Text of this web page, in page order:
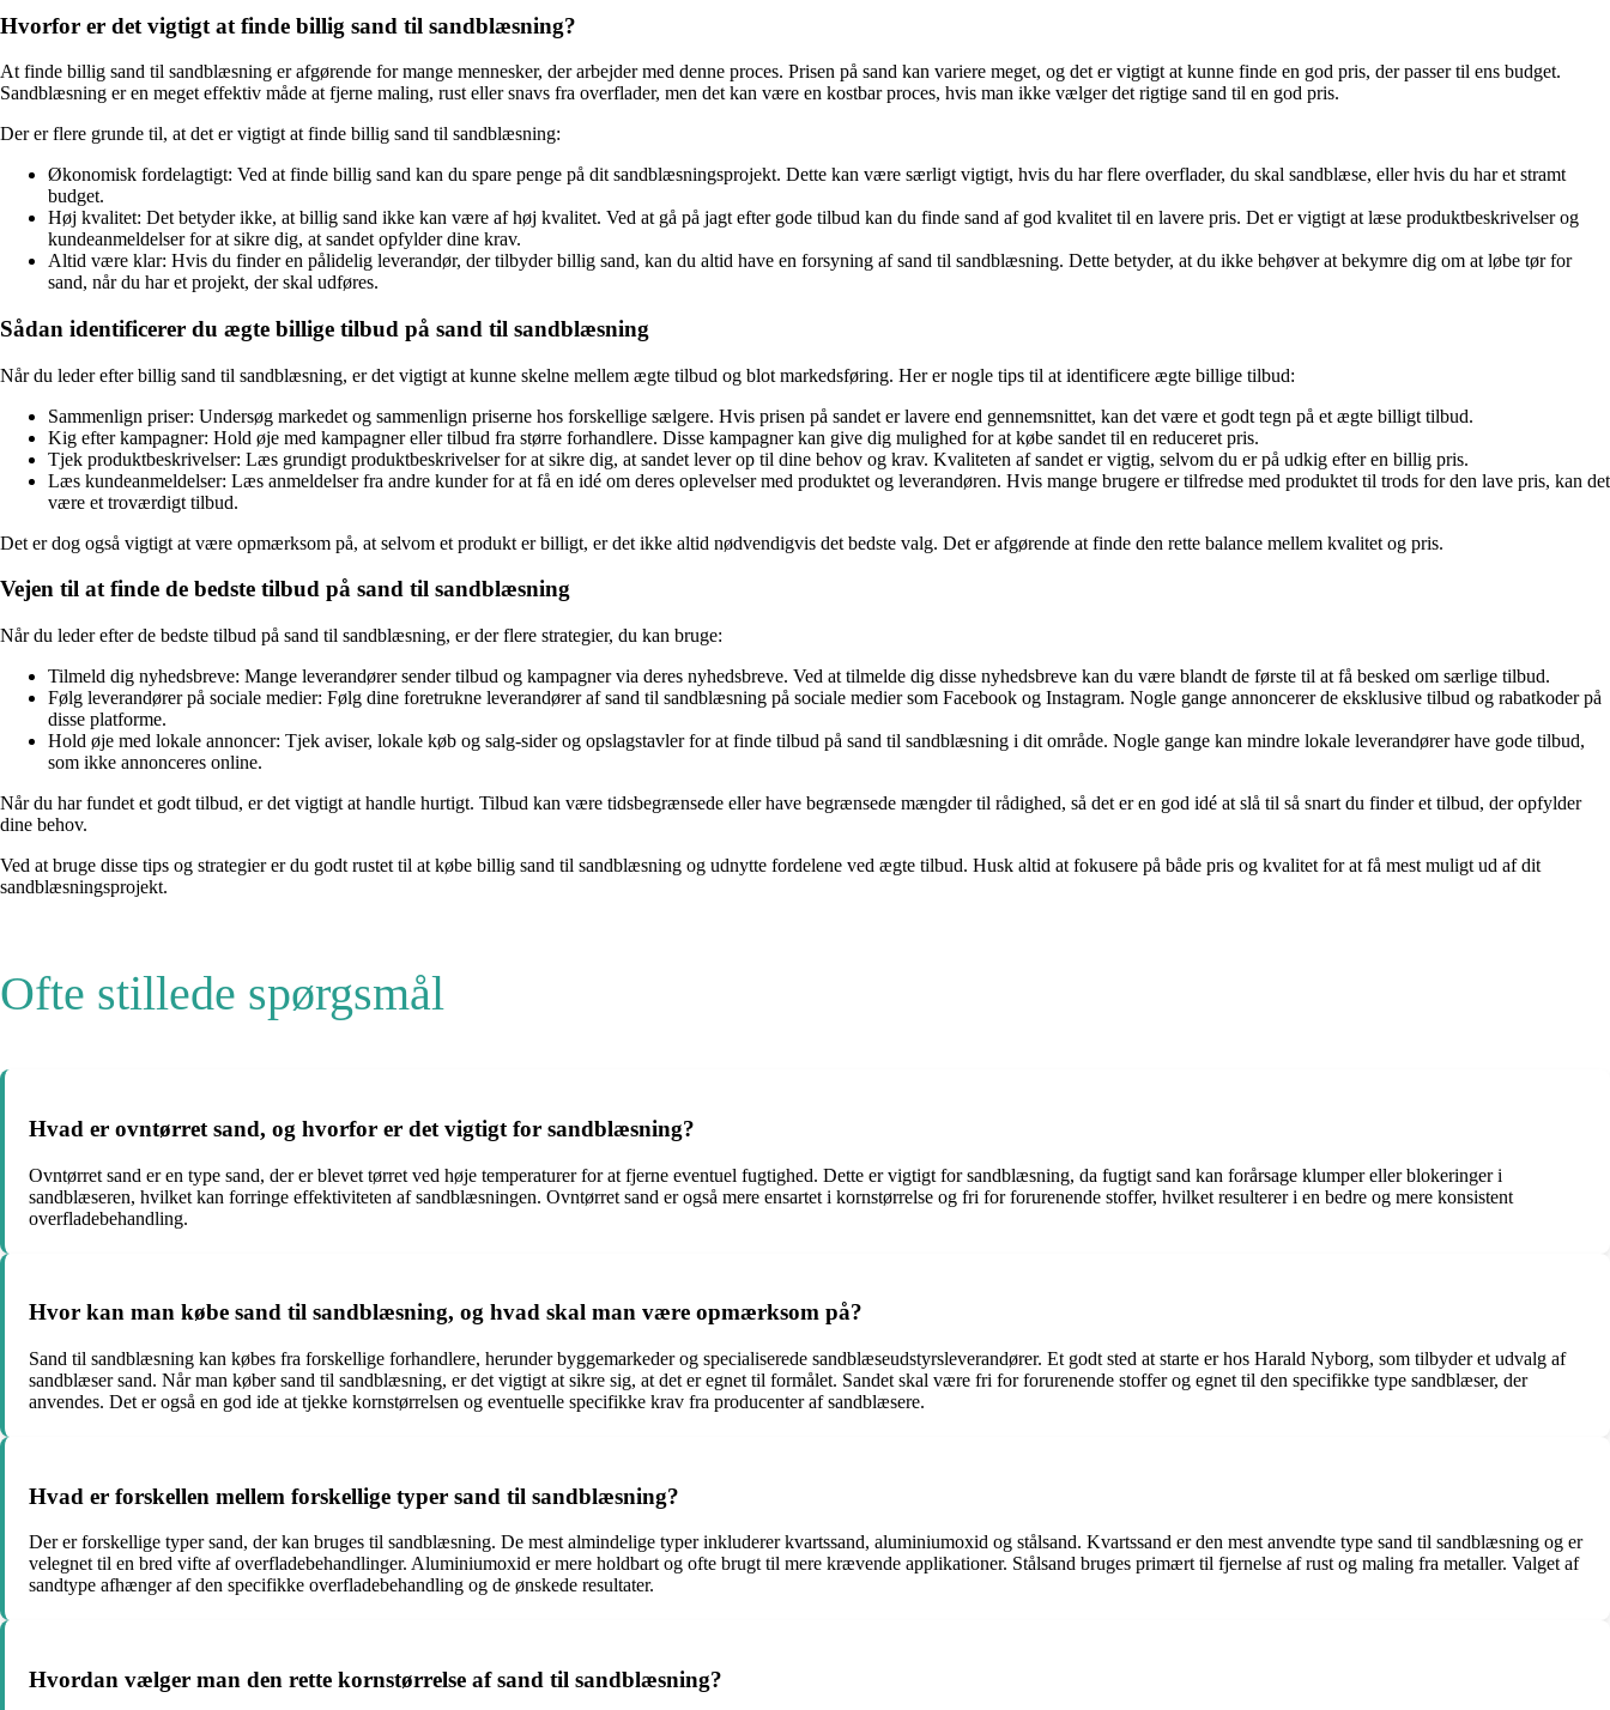
Hvorfor er det vigtigt at finde billig sand til sandblæsning?
At finde billig sand til sandblæsning er afgørende for mange mennesker, der arbejder med denne proces. Prisen på sand kan variere meget, og det er vigtigt at kunne finde en god pris, der passer til ens budget.
Sandblæsning er en meget effektiv måde at fjerne maling, rust eller snavs fra overflader, men det kan være en kostbar proces, hvis man ikke vælger det rigtige sand til en god pris.
Der er flere grunde til, at det er vigtigt at finde billig sand til sandblæsning:
Økonomisk fordelagtigt: Ved at finde billig sand kan du spare penge på dit sandblæsningsprojekt. Dette kan være særligt vigtigt, hvis du har flere overflader, du skal sandblæse, eller hvis du har et stramt
budget.
Høj kvalitet: Det betyder ikke, at billig sand ikke kan være af høj kvalitet. Ved at gå på jagt efter gode tilbud kan du finde sand af god kvalitet til en lavere pris. Det er vigtigt at læse produktbeskrivelser og
kundeanmeldelser for at sikre dig, at sandet opfylder dine krav.
Altid være klar: Hvis du finder en pålidelig leverandør, der tilbyder billig sand, kan du altid have en forsyning af sand til sandblæsning. Dette betyder, at du ikke behøver at bekymre dig om at løbe tør for
sand, når du har et projekt, der skal udføres.
Sådan identificerer du ægte billige tilbud på sand til sandblæsning
Når du leder efter billig sand til sandblæsning, er det vigtigt at kunne skelne mellem ægte tilbud og blot markedsføring. Her er nogle tips til at identificere ægte billige tilbud:
Sammenlign priser: Undersøg markedet og sammenlign priserne hos forskellige sælgere. Hvis prisen på sandet er lavere end gennemsnittet, kan det være et godt tegn på et ægte billigt tilbud.
Kig efter kampagner: Hold øje med kampagner eller tilbud fra større forhandlere. Disse kampagner kan give dig mulighed for at købe sandet til en reduceret pris.
Tjek produktbeskrivelser: Læs grundigt produktbeskrivelser for at sikre dig, at sandet lever op til dine behov og krav. Kvaliteten af sandet er vigtig, selvom du er på udkig efter en billig pris.
Læs kundeanmeldelser: Læs anmeldelser fra andre kunder for at få en idé om deres oplevelser med produktet og leverandøren. Hvis mange brugere er tilfredse med produktet til trods for den lave pris, kan det
være et troværdigt tilbud.
Det er dog også vigtigt at være opmærksom på, at selvom et produkt er billigt, er det ikke altid nødvendigvis det bedste valg. Det er afgørende at finde den rette balance mellem kvalitet og pris.
Vejen til at finde de bedste tilbud på sand til sandblæsning
Når du leder efter de bedste tilbud på sand til sandblæsning, er der flere strategier, du kan bruge:
Tilmeld dig nyhedsbreve: Mange leverandører sender tilbud og kampagner via deres nyhedsbreve. Ved at tilmelde dig disse nyhedsbreve kan du være blandt de første til at få besked om særlige tilbud.
Følg leverandører på sociale medier: Følg dine foretrukne leverandører af sand til sandblæsning på sociale medier som Facebook og Instagram. Nogle gange annoncerer de eksklusive tilbud og rabatkoder på
disse platforme.
Hold øje med lokale annoncer: Tjek aviser, lokale køb og salg-sider og opslagstavler for at finde tilbud på sand til sandblæsning i dit område. Nogle gange kan mindre lokale leverandører have gode tilbud,
som ikke annonceres online.
Når du har fundet et godt tilbud, er det vigtigt at handle hurtigt. Tilbud kan være tidsbegrænsede eller have begrænsede mængder til rådighed, så det er en god idé at slå til så snart du finder et tilbud, der opfylder
dine behov.
Ved at bruge disse tips og strategier er du godt rustet til at købe billig sand til sandblæsning og udnytte fordelene ved ægte tilbud. Husk altid at fokusere på både pris og kvalitet for at få mest muligt ud af dit
sandblæsningsprojekt.
Ofte stillede spørgsmål
Hvad er ovntørret sand, og hvorfor er det vigtigt for sandblæsning?
Ovntørret sand er en type sand, der er blevet tørret ved høje temperaturer for at fjerne eventuel fugtighed. Dette er vigtigt for sandblæsning, da fugtigt sand kan forårsage klumper eller blokeringer i
sandblæseren, hvilket kan forringe effektiviteten af sandblæsningen. Ovntørret sand er også mere ensartet i kornstørrelse og fri for forurenende stoffer, hvilket resulterer i en bedre og mere konsistent
overfladebehandling.
Hvor kan man købe sand til sandblæsning, og hvad skal man være opmærksom på?
Sand til sandblæsning kan købes fra forskellige forhandlere, herunder byggemarkeder og specialiserede sandblæseudstyrsleverandører. Et godt sted at starte er hos Harald Nyborg, som tilbyder et udvalg af
sandblæser sand. Når man køber sand til sandblæsning, er det vigtigt at sikre sig, at det er egnet til formålet. Sandet skal være fri for forurenende stoffer og egnet til den specifikke type sandblæser, der
anvendes. Det er også en god ide at tjekke kornstørrelsen og eventuelle specifikke krav fra producenter af sandblæsere.
Hvad er forskellen mellem forskellige typer sand til sandblæsning?
Der er forskellige typer sand, der kan bruges til sandblæsning. De mest almindelige typer inkluderer kvartssand, aluminiumoxid og stålsand. Kvartssand er den mest anvendte type sand til sandblæsning og er
velegnet til en bred vifte af overfladebehandlinger. Aluminiumoxid er mere holdbart og ofte brugt til mere krævende applikationer. Stålsand bruges primært til fjernelse af rust og maling fra metaller. Valget af
sandtype afhænger af den specifikke overfladebehandling og de ønskede resultater.
Hvordan vælger man den rette kornstørrelse af sand til sandblæsning?